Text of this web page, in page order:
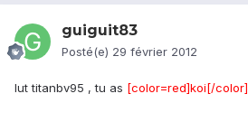
guiguit83
Posté(e) 29 février 2012
lut titanbv95 , tu as [color=red]koi[/color]